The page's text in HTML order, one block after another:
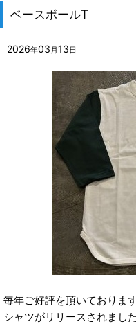
ベースボールT
2026年03 月13日
毎年ご好評を頂いておりま
シャツがリリースされました